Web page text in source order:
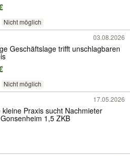
Nicht möglich
03.08.2026
Geschäftslage trifft unschlagbaren
Nicht möglich
17.05.2026
kleine Praxis sucht Nachmieter
1,5 ZKB